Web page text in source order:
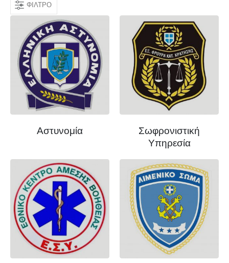
ΦΊΛΤΡΟ
Αστυνομία
Σωφρονιστική
Υπηρεσία